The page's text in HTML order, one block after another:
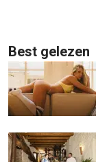
Best gelezen